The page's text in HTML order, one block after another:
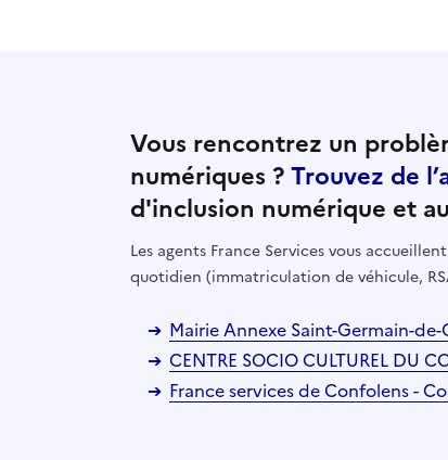
Vous rencontrez un
numériques ?Trouvez de
d'inclusion numérique et
Les agents France Services vous
quotidien (immatriculation de véhicule,
Mairie Annexe Saint-Germain-
CENTRE SOCIO CULTUREL DU
France services de Confolens -